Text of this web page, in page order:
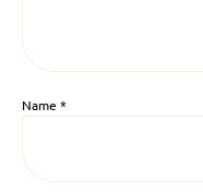
Name *